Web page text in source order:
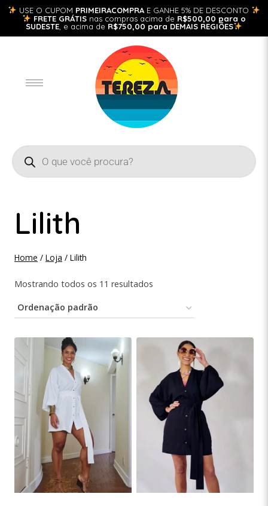
USE O CUPOM PRIMEIRACOMPRA E GANHE 5% DE DESCONTO
FRETE GRÁTISnas compras acima de R$500,00 para o
SUDESTE , e acima de R$750,00 para DEMAIS REGIÕES
Lilith
Home / Loja / Lilith
Mostrando todos os 11 resultados